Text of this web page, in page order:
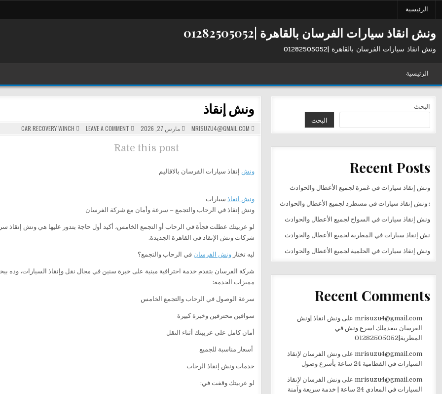
الرئيسية
ونش انقاذ سيارات الفرسان بالقاهرة |01282505052
ونش انقاذ سيارات الفرسان بالقاهرة |01282505052
الرئيسية
ونش إنقاذ
MRISUZU4@GMAIL.COM مارس 27, 2026 LEAVE A COMMENT
ON
ونش
POSTED
IN
CAR RECOVERY WINCH
Rate this post
ونش إنقاذ سيارات الفرسان بالاقاليم
ونش انقاذ سيارات
ونش إنقاذ في الرحاب والتجمع – سرعة وأمان مع شركة الفرسان
لو عربيتك عطلت فجأة في الرحاب أو التجمع الخامس، أكيد أول حاجة بتدور عليها هي ونش
شركات ونش الإنقاذ في القاهرة الجديدة.
ليه تختارونش الفرسان في الرحاب والتجمع؟
شركة الفرسان بتقدم خدمة احترافية مبنية على خبرة سنين في مجال نقل وإنقاذ السيارات، وده
مميزات الخدمة:
سرعة الوصول في الرحاب والتجمع الخامس
سواقين محترفين وخبرة كبيرة
أمان كامل على عربيتك أثناء النقل
أسعار مناسبة للجميع
خدمات ونش إنقاذ الرحاب
لو عربيتك وقفت في:
البحث
البحث
Recent Posts
ونش إنقاذ سيارات في غمرة لجميع الأعطال والحوادث
: ونش إنقاذ سيارات في مسطرد لجميع الأعطال والحوادث
ونش إنقاذ سيارات في السواح لجميع الأعطال والحوادث
نش إنقاذ سيارات في المطرية لجميع الأعطال والحوادث
ونش إنقاذ سيارات في الحلمية لجميع الأعطال والحوادث
Recent Comments
mrisuzu4@gmail.comعلى ونش انقاذ |ونش
الفرسان بيقدملك اسرع ونش في
المطرية|01282505052
mrisuzu4@gmail.comعلى ونش الفرسان لإنقاذ
السيارات في القطامية 24 ساعة بأسرع وصول
mrisuzu4@gmail.comعلى ونش الفرسان لإنقاذ
السيارات في المعادي 24 ساعة | خدمة سريعة وآمنة